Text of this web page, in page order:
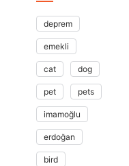
deprem
emekli
cat dog
pet pets
imamoğlu
erdoğan
bird